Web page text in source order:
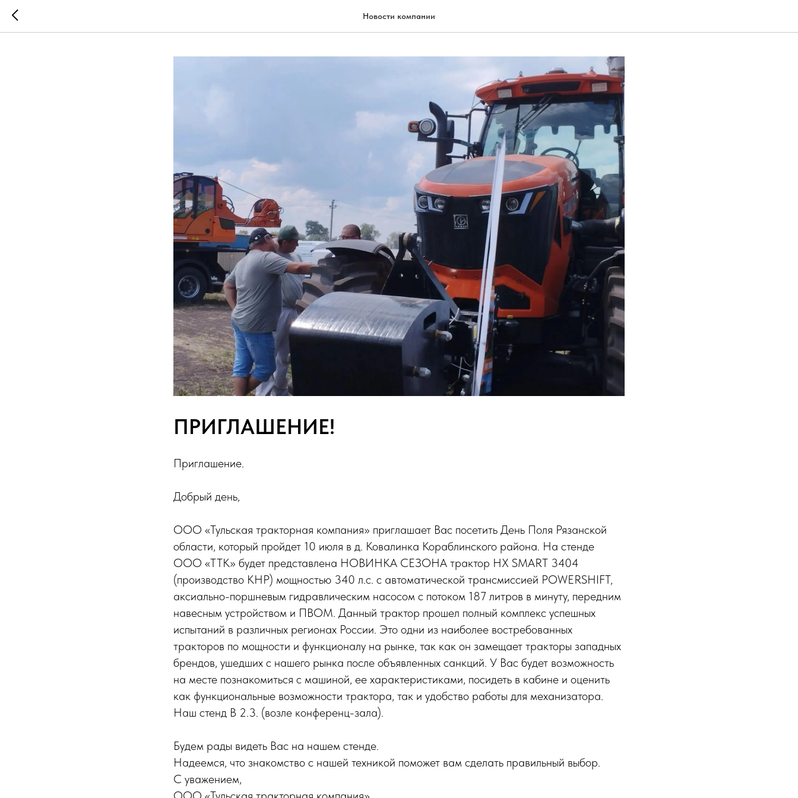
Новости компании
ПРИГЛАШЕНИЕ!
Приглашение.
Добрый день,
ООО «Тульская тракторная компания» приглашает Вас посетить День Поля Рязанской
области, который пройдет 10 июля в д. Ковалинка Кораблинского района. На стенде
ООО «ТТК» будет представлена НОВИНКА СЕЗОНА трактор HX SMART 3404
(производство КНР) мощностью 340 л.с. с автоматической трансмиссией POWERSHIFT,
аксиально-поршневым гидравлическим насосом с потоком 187 литров в минуту, передним
навесным устройством и ПВОМ. Данный трактор прошел полный комплекс успешных
испытаний в различных регионах России. Это одни из наиболее востребованных
тракторов по мощности и функционалу на рынке, так как он замещает тракторы западных
брендов, ушедших с нашего рынка после объявленных санкций. У Вас будет возможность
на месте познакомиться с машиной, ее характеристиками, посидеть в кабине и оценить
как функциональные возможности трактора, так и удобство работы для механизатора.
Наш стенд В 2.3. (возле конференц-зала).
Будем рады видеть Вас на нашем стенде.
Надеемся, что знакомство с нашей техникой поможет вам сделать правильный выбор.
С уважением,